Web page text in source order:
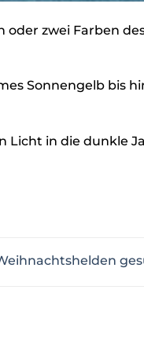
zwei Farben
Sonnengelb bis
Licht in die dunkle